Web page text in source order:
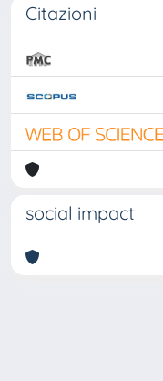
Citazioni
social impact